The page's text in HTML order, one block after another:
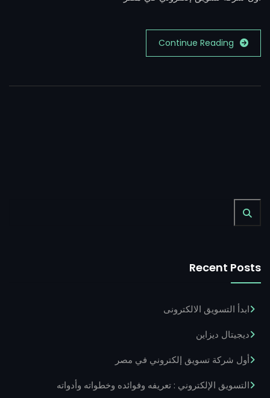
Continue Reading
Recent Posts
ابدأ التسويق الالكترونى
ديجيتال ديزاين
أول شركة تسويق إلكتروني في مصر
التسويق الإلكتروني : تعريفه وفوائده وخطواته وأدواته